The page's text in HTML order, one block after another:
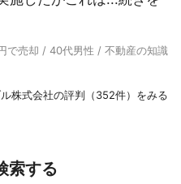
で売却 / 40代男性 / 不動産の知識
株式会社の評判（352件）をみる
索する